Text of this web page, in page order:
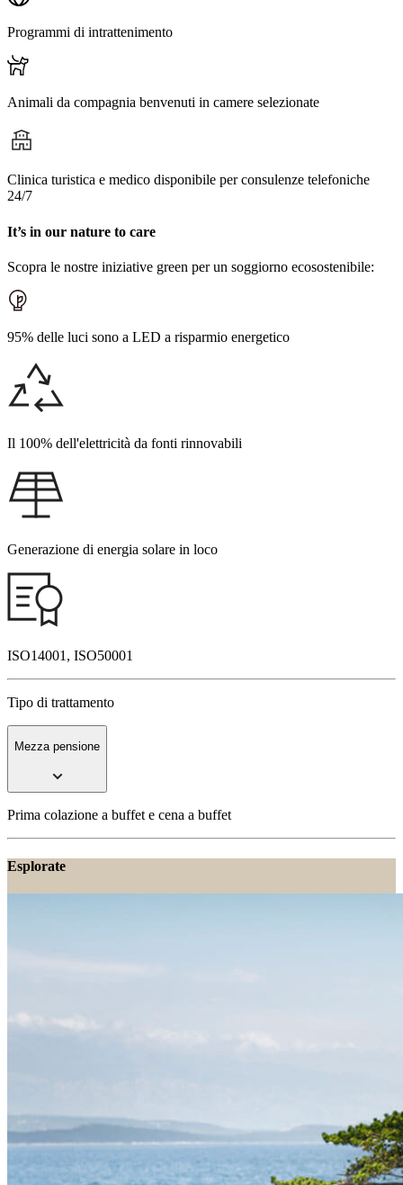
Programmi di intrattenimento
Animali da compagnia benvenuti in camere selezionate
Clinica turistica e medico disponibile per consulenze telefoniche
24/7
It’s in our nature to care
Scopra le nostre iniziative green per un soggiorno ecosostenibile:
95% delle luci sono a LED a risparmio energetico
Il 100% dell'elettricità da fonti rinnovabili
Generazione di energia solare in loco
ISO14001, ISO50001
Tipo di trattamento
Mezza pensione
Prima colazione a buffet e cena a buffet
Esplorate